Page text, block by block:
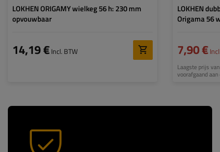
LOKHEN ORIGAMY wielkeg 56 h: 230 mm
opvouwbaar
14,19 €Incl. BTW
LOKHEN
Origama 56
7,90 €
Laagste prijs
voorafgaand